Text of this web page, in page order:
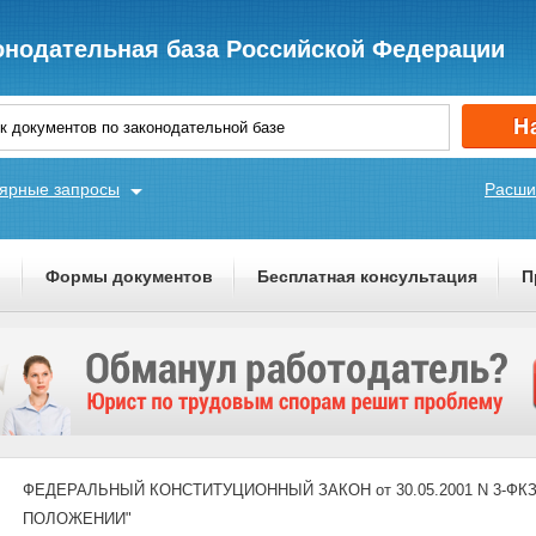
база Российской Федерации
запросы
Формы документов Бесплатная консультация
ФЕДЕРАЛЬНЫЙ КОНСТИТУЦИОННЫЙ ЗАКОН от 30.05.2001 N 3-
ПОЛОЖЕНИИ"